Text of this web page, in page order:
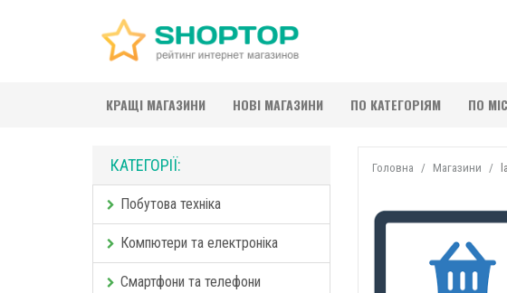
КРАЩІ МАГАЗИНИ НОВІ МАГАЗИНИ ПО КАТЕГОРІЯМ ПО
КАТЕГОРІЇ:
Побутова техніка
Компютери та електроніка
Смартфони та телефони
Головна Магазини